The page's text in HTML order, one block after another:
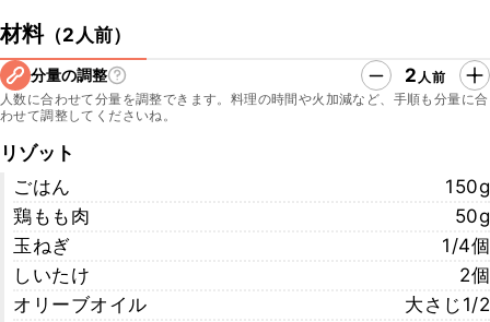
材料（2人前）
分量の調整 2 人前
人数に合わせて分量を調整できます。料理の時間や火加減など、手順も分量に合
わせて調整してくださいね。
リゾット
ごはん
150g
鶏もも肉
50g
玉ねぎ
1/4個
しいたけ
2個
オリーブオイル
大さじ1/2